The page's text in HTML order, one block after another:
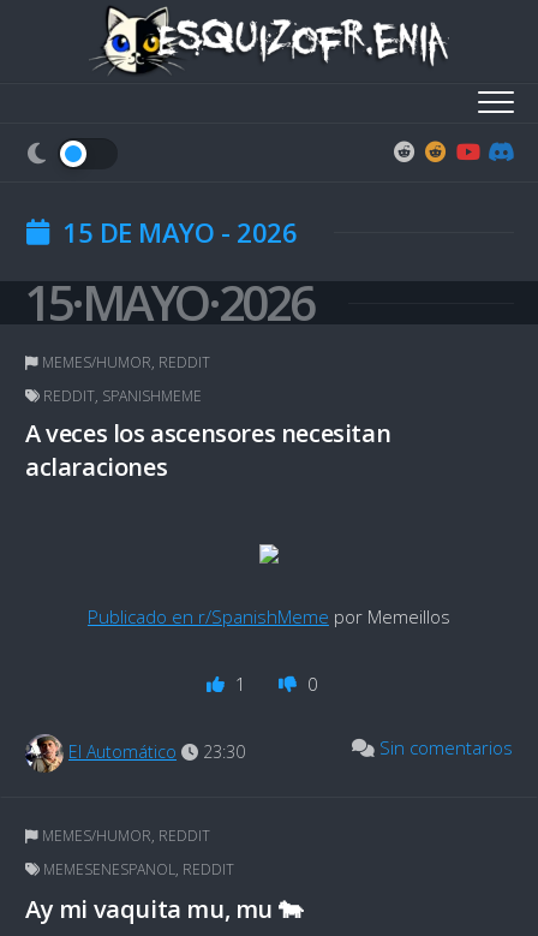
15 DE MAYO - 2026
15·MAYO·2026
MEMES/HUMOR, REDDIT
REDDIT, SPANISHMEME
A veces los ascensores necesitan
aclaraciones
Publicado en r/SpanishMeme por Memeillos
1 0
El Automático 23:30 Sin comentarios
MEMES/HUMOR, REDDIT
MEMESENESPANOL, REDDIT
Ay mi vaquita mu, mu 🐄